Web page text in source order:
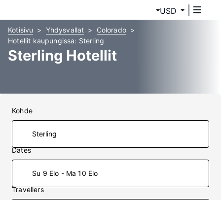
USD
Kotisivu Yhdysvallat
Colorado
Hotellit kaupungissa: Sterling
Sterling Hotellit
Kohde
Dates
Su 9 Elo - Ma 10 Elo
Travellers